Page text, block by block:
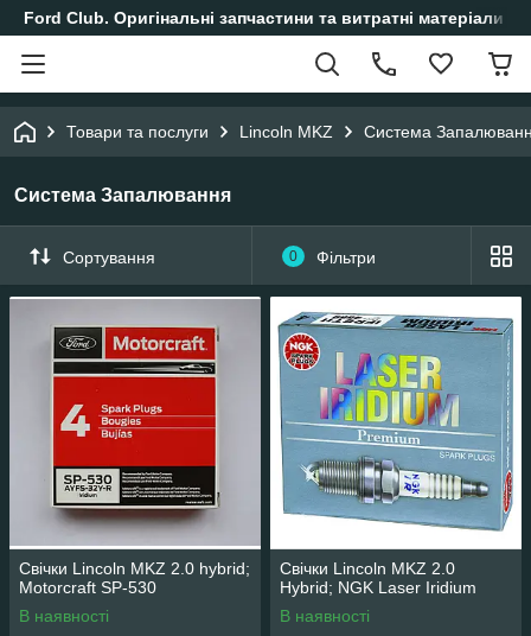
Ford Club. Оригінальні запчастини та витратні матеріали
Товари та послуги Lincoln MKZ Система
Система Запалювання
Сортування 0 Фільтри
Свічки Lincoln MKZ 2.0 hybrid;
Motorcraft SP-530
В наявності
Свічки Lincoln MKZ 2.0
Hybrid; NGK Laser Iridium
В наявності